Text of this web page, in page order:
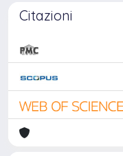
Citazioni